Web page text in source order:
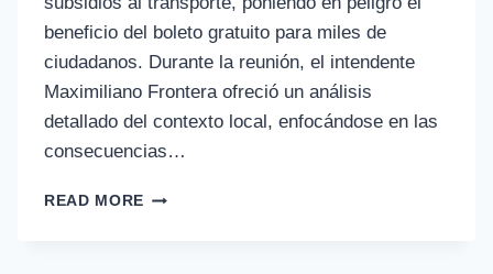
beneficio del boleto gratuito para miles de
ciudadanos. Durante la reunión, el intendente
Maximiliano Frontera ofreció un análisis
detallado del contexto local, enfocándose en las
consecuencias…
READ MORE